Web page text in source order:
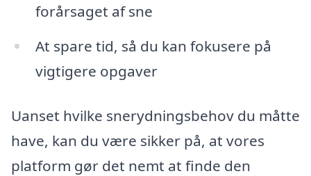
forårsaget af sne
At spare tid, så du kan fokusere på
vigtigere opgaver
Uanset hvilke snerydningsbehov du måtte
have, kan du være sikker på, at vores
platform gør det nemt at finde den